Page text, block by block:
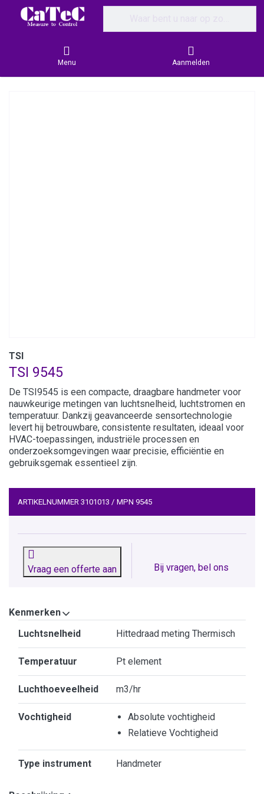
Menu Aanmelden
TSI
TSI 9545
De TSI9545 is een compacte, draagbare handmeter voor
nauwkeurige metingen van luchtsnelheid, luchtstromen en
temperatuur. Dankzij geavanceerde sensortechnologie
levert hij betrouwbare, consistente resultaten, ideaal voor
HVAC-toepassingen, industriële processen en
onderzoeksomgevingen waar precisie, efficiëntie en
gebruiksgemak essentieel zijn.
ARTIKELNUMMER 3101013 / MPN 9545
Vraag een offerte aan Bij vragen, bel ons
Kenmerken
Luchtsnelheid Hittedraad meting Thermisch
Temperatuur Pt element
Luchthoeveelheid m3/hr
Vochtigheid
Absolute vochtigheid
Relatieve Vochtigheid
Type instrument Handmeter